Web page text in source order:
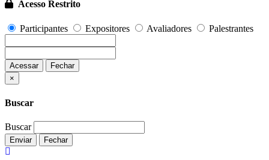
Acesso Restrito
Participantes Expositores Avaliadores Palestrantes
Acessar
Fechar
×
Buscar
Buscar
Enviar Fechar